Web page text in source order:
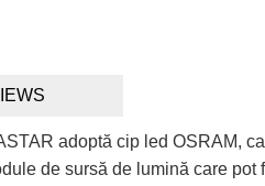
adoptă cip led OSRAM,
de sursă de lumină care